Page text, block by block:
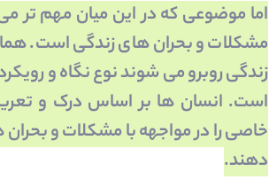
اما موضوعی که در این میان مهم­ تر
مشکلات و بحران­ های زندگی است.
زندگی روبرو می­ شوند نوع نگاه و
است. انسان­ ها بر اساس درک و
دهند.